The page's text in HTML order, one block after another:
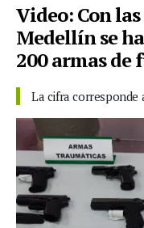
Video: Con
Medellín se
200 armas de
La cifra corresponde